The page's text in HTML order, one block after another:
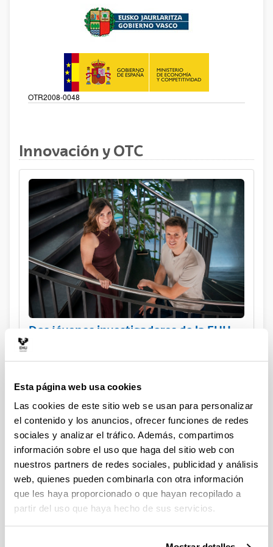
Esta página web usa cookies
Las cookies de este sitio web se usan para personalizar
el contenido y los anuncios, ofrecer funciones de redes
sociales y analizar el tráfico. Además, compartimos
información sobre el uso que haga del sitio web con
nuestros partners de redes sociales, publicidad y análisis
web, quienes pueden combinarla con otra información
que les haya proporcionado o que hayan recopilado a
partir del uso que haya hecho de sus servicios.
OTR2008-0048
Innovación y OTC
Dos jóvenes investigadores de la EHU,
potencial industrial y ambiental